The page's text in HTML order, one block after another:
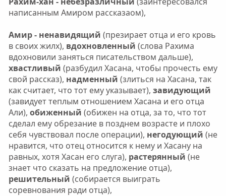
написанным Амиром рассказаом),
Амир - ненавидящий (презирает отца и его кровь
в своих жилх), вдохновленный (слова Рахима
вдохновили заняться писательством дальше),
хвастливый (разбудил Хасана, чтобы прочесть ему
свой рассказ), надменный (злиться на Хасана, так
как считает, что тот ему указывает), завидующий
(завидует теплым отношением Хасана и его отца
Али), обиженный (обижен на отца, за то, что тот
сделал ему обрезание в позднем возрасте и плохо
себя чувствовал после операции), негодующий (не
нравится, что отец относится к нему и Хасану на
равных, хотя Хасан его слуга), растерянный (не
знает что сказать на предложение отца),
решительный (собирается выиграть
соревнования ради отца),